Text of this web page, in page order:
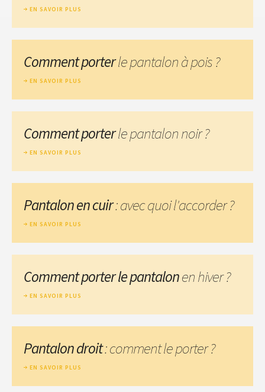
EN SAVOIR PLUS
Comment porterle pantalon à pois ?
EN SAVOIR PLUS
Comment porterle pantalon noir ?
EN SAVOIR PLUS
Pantalon en cuir: avec quoi l'accorder ?
EN SAVOIR PLUS
Comment porter le pantalonen hiver ?
EN SAVOIR PLUS
Pantalon droit: comment le porter ?
EN SAVOIR PLUS